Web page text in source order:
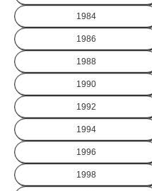
1984
1986
1988
1990
1992
1994
1996
1998